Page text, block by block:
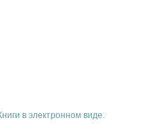
в электронном виде.